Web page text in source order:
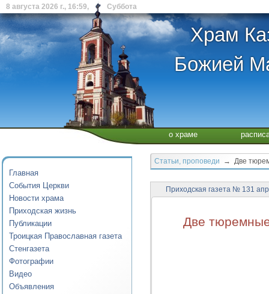
8 августа 2026 г., 16:59, Суббота
Храм
Божией
о храме
Главная
События Церкви
Новости храма
Приходская жизнь
Публикации
Троицкая Православная газета
Стенгазета
Фотографии
Видео
Объявления
Статьи, проповеди → Две
Приходская газета № 131
Две